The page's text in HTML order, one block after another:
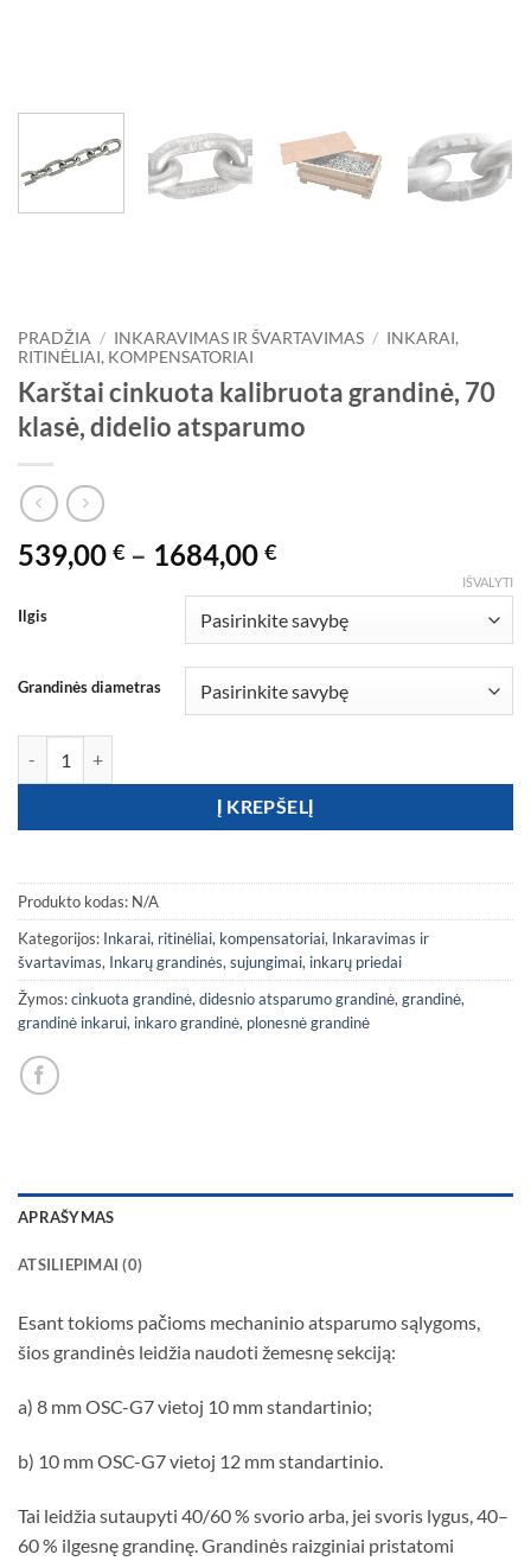
PRADŽIA / INKARAVIMAS IR ŠVARTAVIMAS / INKARAI,
RITINĖLIAI, KOMPENSATORIAI
Karštai cinkuota kalibruota grandinė, 70
klasė, didelio atsparumo
539,00 € – 1684,00 €Price
539,00 €
through
1684,00 €
Ilgis
Grandinės diametras
IŠVALYTI
Į KREPŠELĮ
Produkto kodas: N/A
Kategorijos: Inkarai, ritinėliai, kompensatoriai, Inkaravimas ir
švartavimas, Inkarų grandinės, sujungimai, inkarų priedai
Žymos:cinkuota grandinė,didesnio atsparumo grandinė,grandinė,
grandinė inkarui, inkaro grandinė, plonesnė grandinė
APRAŠYMAS
ATSILIEPIMAI (0)
Esant tokioms pačioms mechaninio atsparumo sąlygoms,
šios grandinės leidžia naudoti žemesnę sekciją:
a) 8 mm OSC-G7 vietoj 10 mm standartinio;
b) 10 mm OSC-G7 vietoj 12 mm standartinio.
Tai leidžia sutaupyti 40/60 % svorio arba, jei svoris lygus, 40–
60 % ilgesnę grandinę. Grandinės raizginiai pristatomi